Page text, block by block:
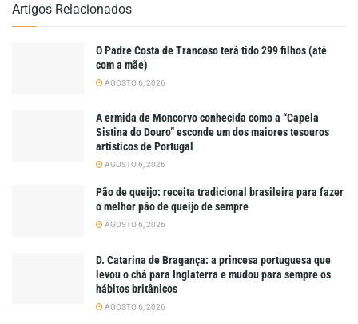
Artigos Relacionados
O Padre Costa de Trancoso terá tido 299 filhos (até
com a mãe)
AGOSTO 6, 2026
A ermida de Moncorvo conhecida como a “Capela
Sistina do Douro” esconde um dos maiores tesouros
artísticos de Portugal
AGOSTO 6, 2026
Pão de queijo: receita tradicional brasileira para fazer
o melhor pão de queijo de sempre
AGOSTO 6, 2026
D. Catarina de Bragança: a princesa portuguesa que
levou o chá para Inglaterra e mudou para sempre os
hábitos britânicos
AGOSTO 6, 2026